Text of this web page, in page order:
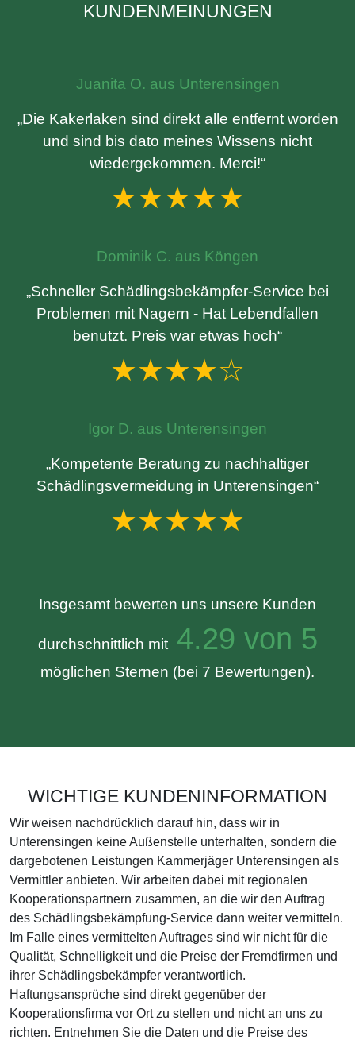
KUNDENMEINUNGEN
Juanita O. aus Unterensingen
„Die Kakerlaken sind direkt alle entfernt worden
und sind bis dato meines Wissens nicht
wiedergekommen. Merci!“
★★★★★
Dominik C. aus Köngen
„Schneller Schädlingsbekämpfer-Service bei
Problemen mit Nagern - Hat Lebendfallen
benutzt. Preis war etwas hoch“
★★★★☆
Igor D. aus Unterensingen
„Kompetente Beratung zu nachhaltiger
Schädlingsvermeidung in Unterensingen“
★★★★★
Insgesamt bewerten uns unsere Kunden
durchschnittlich mit4.29 von 5
möglichen Sternen (bei 7 Bewertungen).
WICHTIGE KUNDENINFORMATION
Wir weisen nachdrücklich darauf hin, dass wir in
Unterensingen keine Außenstelle unterhalten, sondern die
dargebotenen Leistungen Kammerjäger Unterensingen als
Vermittler anbieten. Wir arbeiten dabei mit regionalen
Kooperationspartnern zusammen, an die wir den Auftrag
des Schädlingsbekämpfung-Service dann weiter vermitteln.
Im Falle eines vermittelten Auftrages sind wir nicht für die
Qualität, Schnelligkeit und die Preise der Fremdfirmen und
ihrer Schädlingsbekämpfer verantwortlich.
Haftungsansprüche sind direkt gegenüber der
Kooperationsfirma vor Ort zu stellen und nicht an uns zu
richten. Entnehmen Sie die Daten und die Preise des